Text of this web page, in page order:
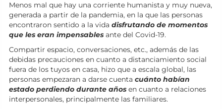
Menos mal que hay una corriente humanista y muy nueva,
generada a partir de la pandemia, en la que las personas
encontraron sentido a la vida disfrutando de momentos
que les eran impensables ante del Covid-19.
Compartir espacio, conversaciones, etc., además de las
debidas precauciones en cuanto a distanciamiento social
fuera de los tuyos en casa, hizo que a escala global, las
personas empezaran a darse cuenta cuánto habían
estado perdiendo durante años en cuanto a relaciones
interpersonales, principalmente las familiares.